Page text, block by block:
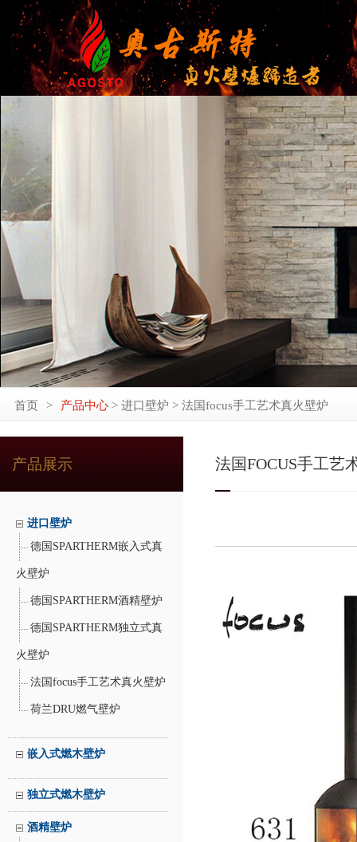
首页 > 产品中心 > 进口壁炉 > 法国focus手工艺术真火壁炉
产品展示
进口壁炉
德国SPARTHERM嵌入式真
火壁炉
德国SPARTHERM酒精壁炉
德国SPARTHERM独立式真
火壁炉
法国focus手工艺术真火壁炉
荷兰DRU燃气壁炉
嵌入式燃木壁炉
独立式燃木壁炉
酒精壁炉
法国FOCUS手工艺